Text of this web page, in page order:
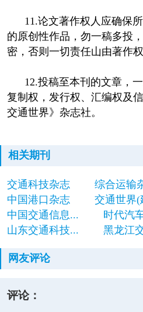
11.论文著作权人应确保所
的原创性作品，勿一稿多投
密，否则一切责任山由著作权
12.投稿至本刊的文章，一
复制权，发行权、汇编权及
交通世界》杂志社。
相关期刊
交通科技杂志
综合运输
中国港口杂志
交通世界(
中国交通信息...
时代汽
山东交通科技...
黑龙江
网友评论
评论：